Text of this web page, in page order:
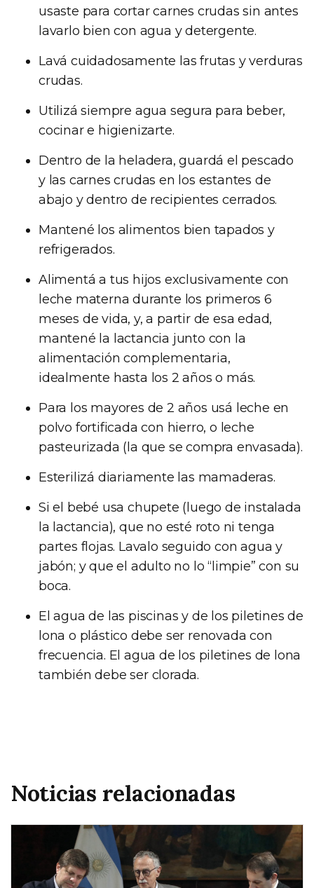
usaste para cortar carnes crudas sin antes
lavarlo bien con agua y detergente.
Lavá cuidadosamente las frutas y verduras
crudas.
Utilizá siempre agua segura para beber,
cocinar e higienizarte.
Dentro de la heladera, guardá el pescado
y las carnes crudas en los estantes de
abajo y dentro de recipientes cerrados.
Mantené los alimentos bien tapados y
refrigerados.
Alimentá a tus hijos exclusivamente con
leche materna durante los primeros 6
meses de vida, y, a partir de esa edad,
mantené la lactancia junto con la
alimentación complementaria,
idealmente hasta los 2 años o más.
Para los mayores de 2 años usá leche en
polvo fortificada con hierro, o leche
pasteurizada (la que se compra envasada).
Esterilizá diariamente las mamaderas.
Si el bebé usa chupete (luego de instalada
la lactancia), que no esté roto ni tenga
partes flojas. Lavalo seguido con agua y
jabón; y que el adulto no lo “limpie” con su
boca.
El agua de las piscinas y de los piletines de
lona o plástico debe ser renovada con
frecuencia. El agua de los piletines de lona
también debe ser clorada.
Noticias relacionadas